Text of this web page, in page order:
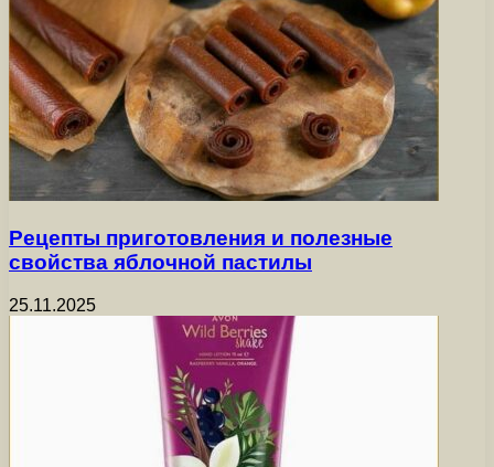
Рецепты приготовления и полезные
свойства яблочной пастилы
25.11.2025